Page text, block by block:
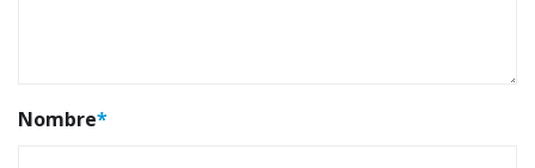
Nombre*